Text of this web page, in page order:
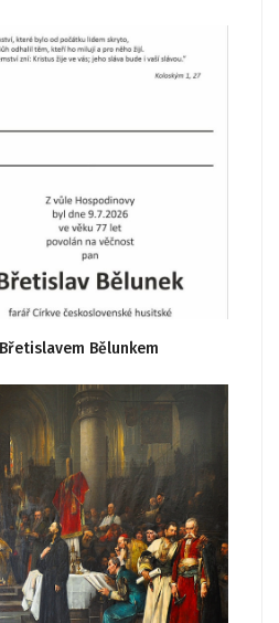
Bělunkem